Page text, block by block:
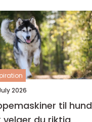
i
2026
til hund